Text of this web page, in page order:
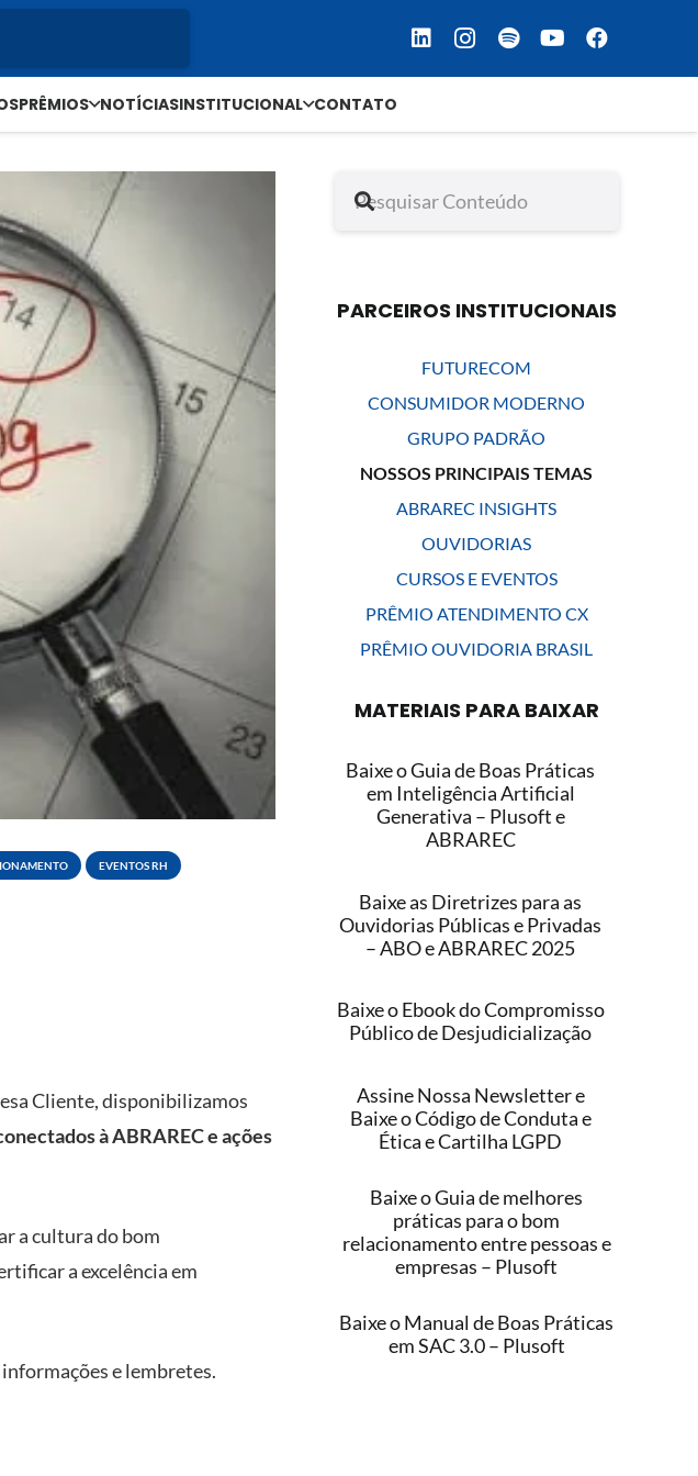
PRÊMIOS NOTÍCIASINSTITUCIONAL CONTATO
EVENTOS RH
Cliente, disponibilizamos
à ABRAREC e ações
a cultura do bom
a excelência em
e lembretes.
PARCEIROS INSTITUCIONAIS
FUTURECOM
CONSUMIDOR MODERNO
GRUPO PADRÃO
NOSSOS PRINCIPAIS TEMAS
ABRAREC INSIGHTS
OUVIDORIAS
CURSOS E EVENTOS
PRÊMIO ATENDIMENTO CX
PRÊMIO OUVIDORIA BRASIL
MATERIAIS PARA BAIXAR
Baixe o Guia de Boas Práticas
em Inteligência Artificial
Generativa – Plusoft e
ABRAREC
Baixe as Diretrizes para as
Ouvidorias Públicas e Privadas
– ABO e ABRAREC 2025
Baixe o Ebook do Compromisso
Público de Desjudicialização
Assine Nossa Newsletter e
Baixe o Código de Conduta e
Ética e Cartilha LGPD
Baixe o Guia de melhores
práticas para o bom
relacionamento entre pessoas e
empresas – Plusoft
Baixe o Manual de Boas Práticas
em SAC 3.0 – Plusoft